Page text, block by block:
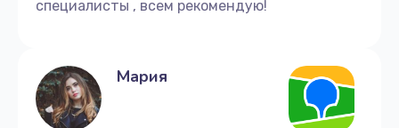
специалисты , всем рекомендую!
Мария